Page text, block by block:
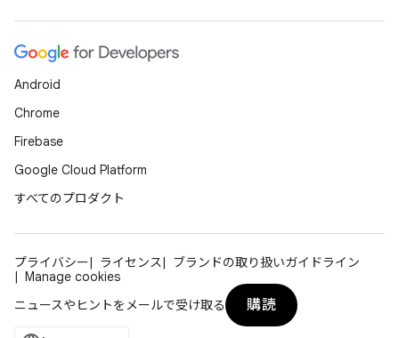
Android
Chrome
Firebase
Google Cloud Platform
すべてのプロダクト
プライバシー ライセンス
ブランドの取り扱いガイドライン
Manage cookies
ニュースやヒントをメールで受け取る
購読